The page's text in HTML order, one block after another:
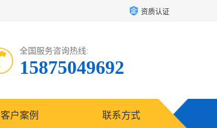
资质认证
全国服务咨询热线:
15875049692
客户案例 联系方式